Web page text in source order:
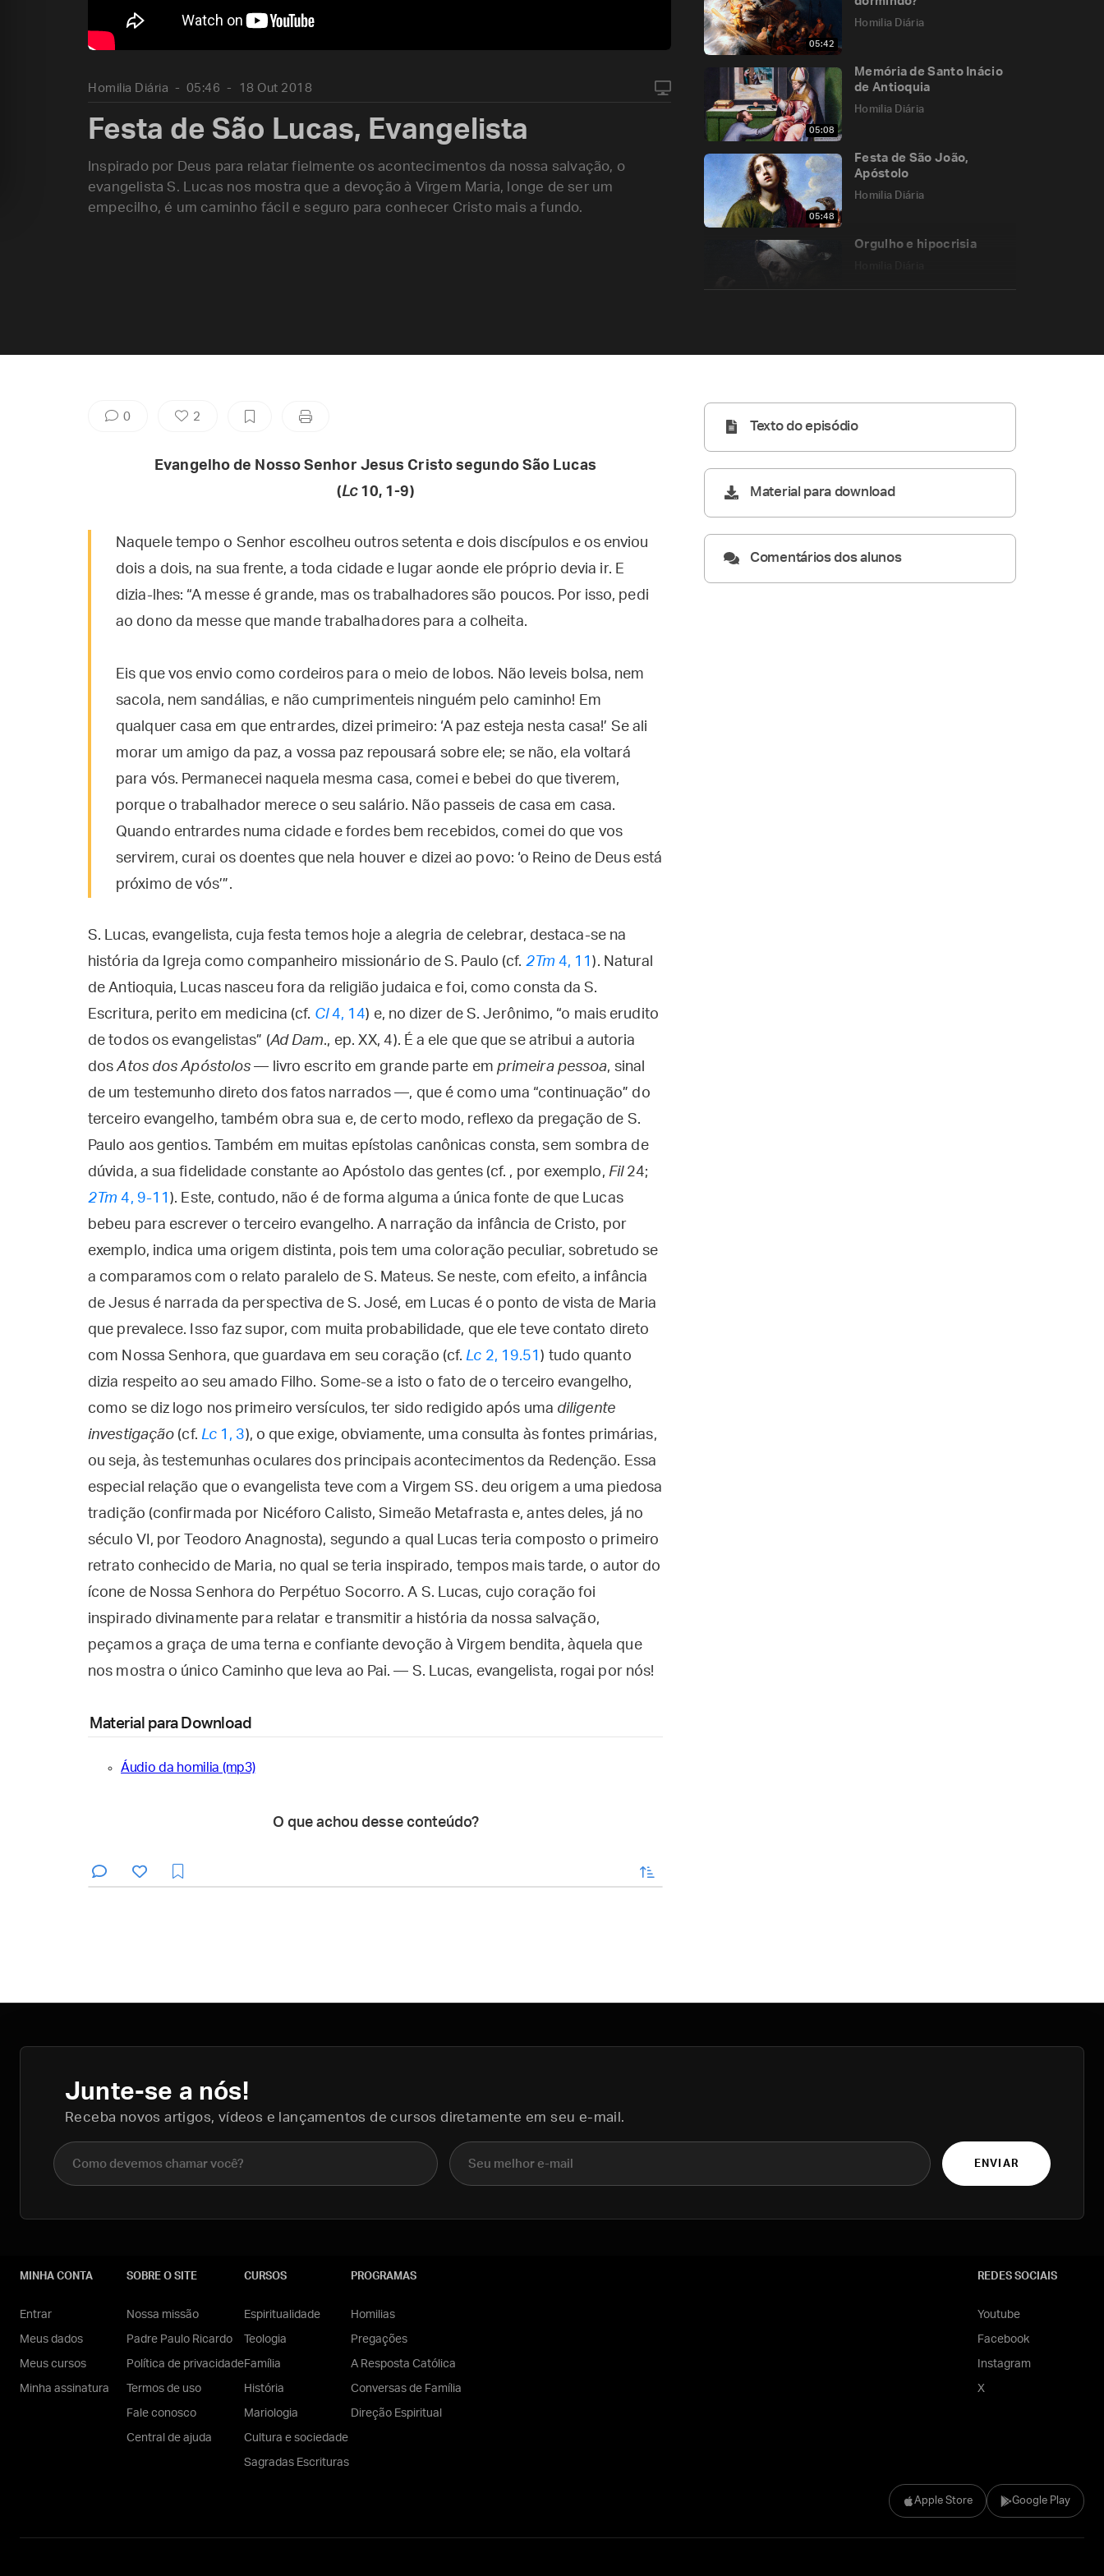
05:42
Homilia Diária
05:08
Memória de Santo Inácio
de Antioquia
Homilia Diária
05:48
Festa de São João,
Apóstolo
Homilia Diária
Orgulho e hipocrisia
Homilia Diária 05:46 18 Out 2018
Festa de São Lucas, Evangelista
Inspirado por Deus para relatar fielmente os acontecimentos da nossa salvação, o
evangelista S. Lucas nos mostra que a devoção à Virgem Maria, longe de ser um
empecilho, é um caminho fácil e seguro para conhecer Cristo mais a fundo.
0 2
Evangelho de Nosso Senhor Jesus Cristo segundo São Lucas
(Lc10, 1-9)
Naquele tempo o Senhor escolheu outros setenta e dois discípulos e os enviou
dois a dois, na sua frente, a toda cidade e lugar aonde ele próprio devia ir. E
dizia-lhes: “A messe é grande, mas os trabalhadores são poucos. Por isso, pedi
ao dono da messe que mande trabalhadores para a colheita.
Eis que vos envio como cordeiros para o meio de lobos. Não leveis bolsa, nem
sacola, nem sandálias, e não cumprimenteis ninguém pelo caminho! Em
qualquer casa em que entrardes, dizei primeiro: ‘A paz esteja nesta casa!’ Se ali
morar um amigo da paz, a vossa paz repousará sobre ele; se não, ela voltará
para vós. Permanecei naquela mesma casa, comei e bebei do que tiverem,
porque o trabalhador merece o seu salário. Não passeis de casa em casa.
Quando entrardes numa cidade e fordes bem recebidos, comei do que vos
servirem, curai os doentes que nela houver e dizei ao povo: ‘o Reino de Deus está
próximo de vós’”.
S. Lucas, evangelista, cuja festa temos hoje a alegria de celebrar, destaca-se na
história da Igreja como companheiro missionário de S. Paulo (cf. 2Tm 4, 11 ). Natural
de Antioquia, Lucas nasceu fora da religião judaica e foi, como consta da S.
Escritura, perito em medicina (cf. Cl4, 14) e, no dizer de S. Jerônimo, “o mais erudito
de todos os evangelistas” (Ad Dam., ep. XX, 4). É a ele que que se atribui a autoria
dosAtos dos Apóstolos — livro escrito em grande parte em primeira pessoa, sinal
de um testemunho direto dos fatos narrados —, que é como uma “continuação” do
terceiro evangelho, também obra sua e, de certo modo, reflexo da pregação de S.
Paulo aos gentios. Também em muitas epístolas canônicas consta, sem sombra de
dúvida, a sua fidelidade constante ao Apóstolo das gentes (cf. , por exemplo, Fil24;
2Tm 4, 9-11 ). Este, contudo, não é de forma alguma a única fonte de que Lucas
bebeu para escrever o terceiro evangelho. A narração da infância de Cristo, por
exemplo, indica uma origem distinta, pois tem uma coloração peculiar, sobretudo se
a comparamos com o relato paralelo de S. Mateus. Se neste, com efeito, a infância
de Jesus é narrada da perspectiva de S. José, em Lucas é o ponto de vista de Maria
que prevalece. Isso faz supor, com muita probabilidade, que ele teve contato direto
com Nossa Senhora, que guardava em seu coração (cf.Lc 2, 19.51 ) tudo quanto
dizia respeito ao seu amado Filho. Some-se a isto o fato de o terceiro evangelho,
como se diz logo nos primeiro versículos, ter sido redigido após uma diligente
investigação (cf. Lc 1, 3), o que exige, obviamente, uma consulta às fontes primárias,
ou seja, às testemunhas oculares dos principais acontecimentos da Redenção. Essa
especial relação que o evangelista teve com a Virgem SS. deu origem a uma piedosa
tradição (confirmada por Nicéforo Calisto, Simeão Metafrasta e, antes deles, já no
século VI, por Teodoro Anagnosta), segundo a qual Lucas teria composto o primeiro
retrato conhecido de Maria, no qual se teria inspirado, tempos mais tarde, o autor do
ícone de Nossa Senhora do Perpétuo Socorro. A S. Lucas, cujo coração foi
inspirado divinamente para relatar e transmitir a história da nossa salvação,
peçamos a graça de uma terna e confiante devoção à Virgem bendita, àquela que
nos mostra o único Caminho que leva ao Pai. — S. Lucas, evangelista, rogai por nós!
Material para Download
Áudio da homilia (mp3)
O que achou desse conteúdo?
enviar
Texto do episódio
Material para download
Comentários dos alunos
Junte-se a nós!
Receba novos artigos, vídeos e lançamentos de cursos diretamente em seu e-mail.
Nome completo E-mail
ENVIAR
Apple Store Google Play
MINHA CONTA
Entrar
Meus dados
Meus cursos
Minha assinatura
SOBRE O SITE
Nossa missão
Padre Paulo Ricardo
Política de privacidade
Termos de uso
Fale conosco
Central de ajuda
CURSOS
Espiritualidade
Teologia
Família
História
Mariologia
Cultura e sociedade
Sagradas Escrituras
PROGRAMAS
Homilias
Pregações
A Resposta Católica
Conversas de Família
Direção Espiritual
REDES SOCIAIS
Youtube
Facebook
Instagram
X